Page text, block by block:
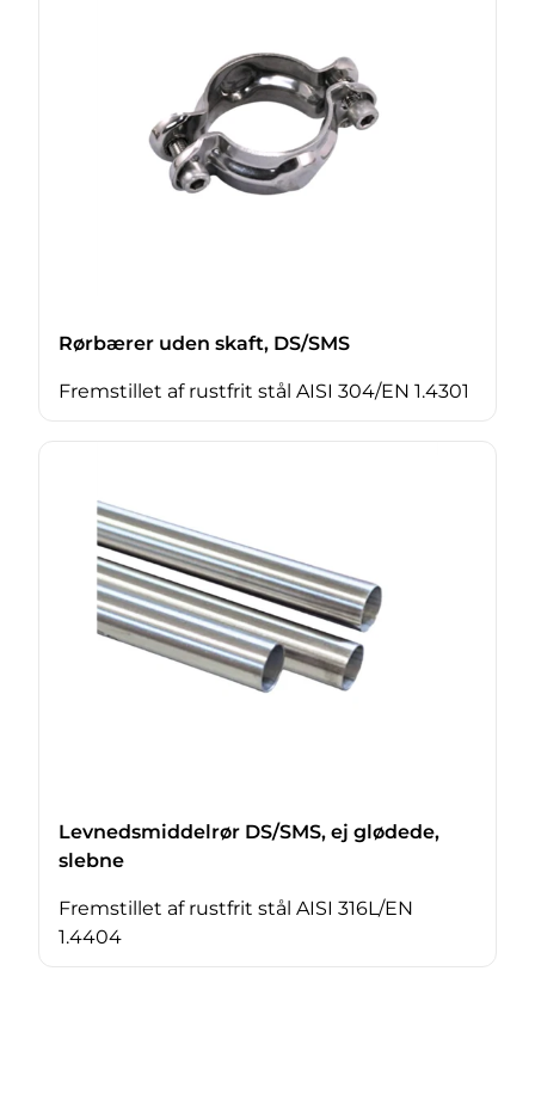
Rørbærer uden skaft, DS/SMS
Fremstillet af rustfrit stål AISI 304/EN 1.4301
Levnedsmiddelrør DS/SMS, ej glødede,
slebne
Fremstillet af rustfrit stål AISI 316L/EN
1.4404